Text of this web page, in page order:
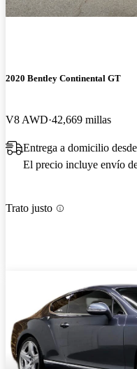
2020 Bentley Continental GT
V8 AWD 42,669 millas
Entrega a domicilio
El precio incluye envío
Trato justo